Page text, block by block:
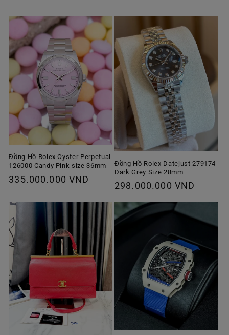
Đồng Hồ Rolex Oyster Perpetual
126000 Candy Pink size 36mm
Giá
thường
335.000.000 VND
Đồng Hồ Rolex Datejust 279174
Dark Grey Size 28mm
Giá
thường
298.000.000 VND